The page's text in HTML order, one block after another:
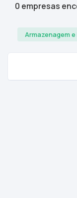
0 empresas
Armazenagem